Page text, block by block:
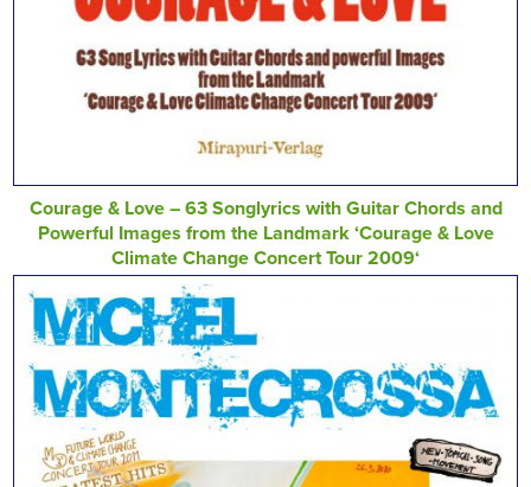
Courage & Love – 63 Songlyrics with Guitar Chords and
Powerful Images from the Landmark ‘Courage & Love
Climate Change Concert Tour 2009‘